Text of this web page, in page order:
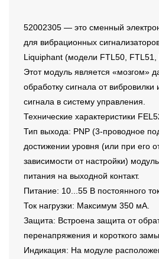
52002305 — это сменный
для вибрационных
Liquiphant (модели FTL50,
Этот модуль является «мозгом»
обработку сигнала от вибровилки
сигнала в систему управления.
Технические характеристики
Тип выхода: PNP (3-проводное
достижении уровня (или при его
зависимости от настройки)
питания на выходной контакт.
Питание: 10...55 В постоянного
Ток нагрузки: Максимум 350 мА.
Защита: Встроена защита от
перенапряжения и короткого
Индикация: На модуле